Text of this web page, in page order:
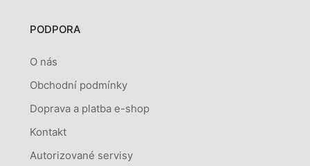
PODPORA
O nás
Obchodní podmínky
Doprava a platba e-shop
Kontakt
Autorizované servisy